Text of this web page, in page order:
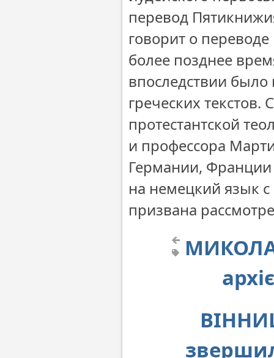
перевод
говорит о
более позднее
впоследствии было
греческих
протестантской
и профессора
Германии, Франции
на немецкий язык
призвана